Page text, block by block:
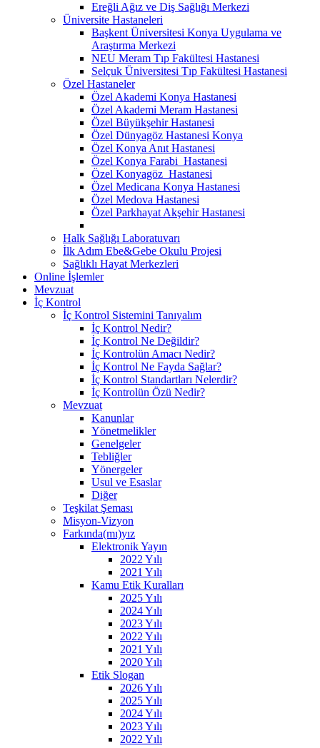
Ereğli Ağız ve Diş Sağlığı Merkezi
Üniversite Hastaneleri
Başkent Üniversitesi Konya Uygulama ve
Araştırma Merkezi
NEU Meram Tıp Fakültesi Hastanesi
Selçuk Üniversitesi Tıp Fakültesi Hastanesi
Özel Hastaneler
Özel Akademi Konya Hastanesi
Özel Akademi Meram Hastanesi
Özel Büyükşehir Hastanesi
Özel Dünyagöz Hastanesi Konya
Özel Konya Anıt Hastanesi
Özel Konya Farabi Hastanesi
Özel Konyagöz Hastanesi
Özel Medicana Konya Hastanesi
Özel Medova Hastanesi
Özel Parkhayat Akşehir Hastanesi
Halk Sağlığı Laboratuvarı
İlk Adım Ebe&Gebe Okulu Projesi
Sağlıklı Hayat Merkezleri
Online İşlemler
Mevzuat
İç Kontrol
İç Kontrol Sistemini Tanıyalım
İç Kontrol Nedir?
İç Kontrol Ne Değildir?
İç Kontrolün Amacı Nedir?
İç Kontrol Ne Fayda Sağlar?
İç Kontrol Standartları Nelerdir?
İç Kontrolün Özü Nedir?
Mevzuat
Kanunlar
Yönetmelikler
Genelgeler
Tebliğler
Yönergeler
Usul ve Esaslar
Diğer
Teşkilat Şeması
Misyon-Vizyon
Farkında(mı)yız
Elektronik Yayın
2022 Yılı
2021 Yılı
Kamu Etik Kuralları
2025 Yılı
2024 Yılı
2023 Yılı
2022 Yılı
2021 Yılı
2020 Yılı
Etik Slogan
2026 Yılı
2025 Yılı
2024 Yılı
2023 Yılı
2022 Yılı